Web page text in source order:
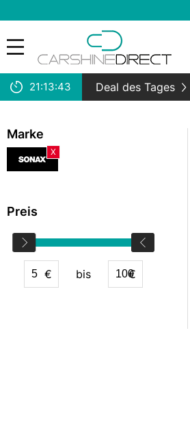
21:13:43 Deal des Tages
Marke
X
Preis
€ bis €